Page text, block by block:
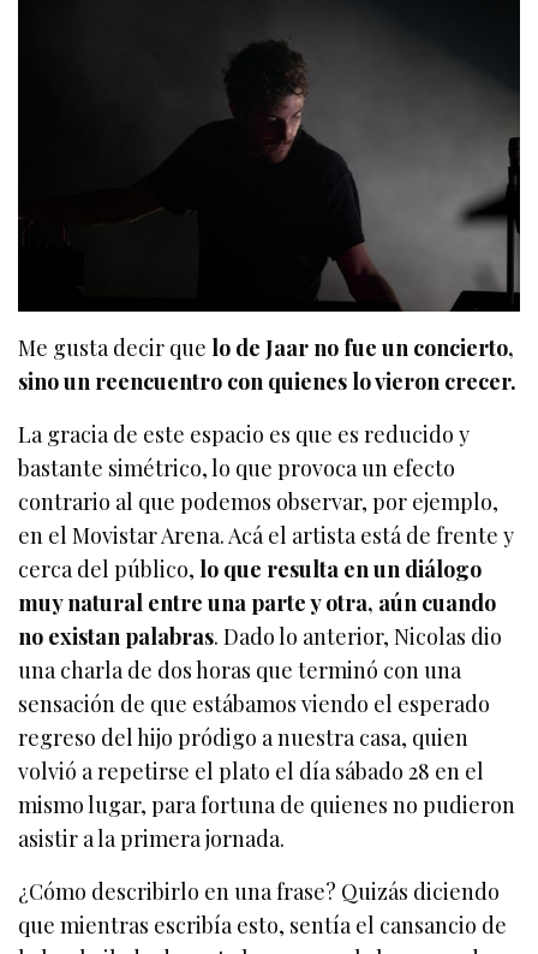
Me gusta decir que lo de Jaar no fue un concierto,
sino un reencuentro con quienes lo vieron crecer.
La gracia de este espacio es que es reducido y
bastante simétrico, lo que provoca un efecto
contrario al que podemos observar, por ejemplo,
en el Movistar Arena. Acá el artista está de frente y
cerca del público, lo que resulta en un diálogo
muy natural entre una parte y otra, aún cuando
no existan palabras. Dado lo anterior, Nicolas dio
una charla de dos horas que terminó con una
sensación de que estábamos viendo el esperado
regreso del hijo pródigo a nuestra casa, quien
volvió a repetirse el plato el día sábado 28 en el
mismo lugar, para fortuna de quienes no pudieron
asistir a la primera jornada.
¿Cómo describirlo en una frase? Quizás diciendo
que mientras escribía esto, sentía el cansancio de